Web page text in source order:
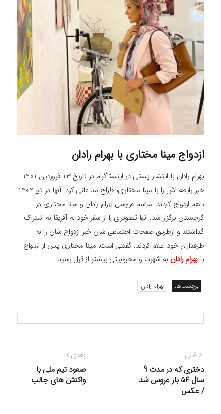
ازدواج مینا مختاری با بهرام رادان
بهرام رادان با انتشار پستی در اینستاگرام در تاریخ 13 فروردین 1401
خبر رابطه اش را با مینا مختاری، طراح مد علنی کرد. آنها در تیر 1402
باهم ازدواج کردند. مراسم عروسی بهرام رادان و مینا مختاری در
گرجستان برگزار شد. آنها تصویری را از سفر خود به آفریقا به اشتراک
گذاشتند و ازطریق صفحات اجتماعی شان خبر ازدواج شان را به
طرفداران خود اعلام کردند. گفتنی است، مینا مختاری پس از ازدواج
بابهرام رادان به شهرت و محبوبیتی بیشتر از قبل رسید.
برچسب‌ها: بهرام رادان
راهبری
نوشته
قبلی
قبلی:
دختری که در مدت 9
سال 54 بار عروس شد
/ عکس
بعدی
بعدی:
صعود تیم ملی با
واکنش های جالب